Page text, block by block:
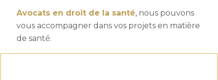
Avocats en droit de la santé,nous pouvons
vous accompagner dans vos projets en matière
de santé.